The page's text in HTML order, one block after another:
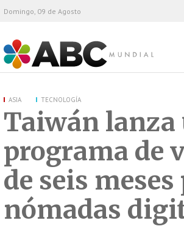
ABC Mundial
Domingo, 09 de Agosto
ASIA TECNOLOGÍA
Taiwán lanza
programa de
de seis meses
nómadas